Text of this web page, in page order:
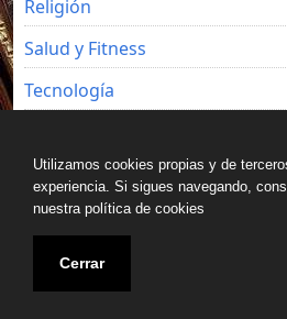
Religión
Salud y Fitness
Tecnología
Utilizamos cookies propias y de
experiencia. Si sigues navegando,
nuestra política de cookies
Cerrar